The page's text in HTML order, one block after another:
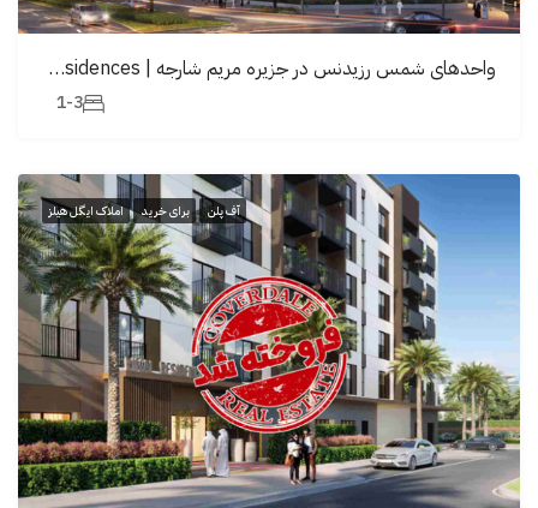
واحدهای شمس رزیدنس در جزیره مریم شارجه | Shams Residences
1-3
آف پلن برای خرید املاک ایگل هیلز